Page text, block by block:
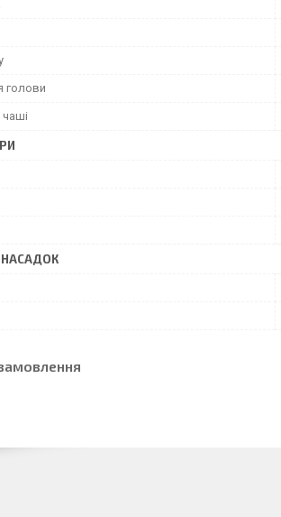
голови
НАСАДОК